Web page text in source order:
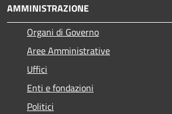
AMMINISTRAZIONE
Organi di Governo
Aree Amministrative
Uffici
Enti e fondazioni
Politici